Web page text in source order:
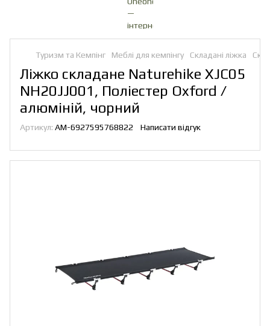
Туризм та Кемпінг Меблі для кемпінгу Складані ліжка
Ліжко складане Naturehike XJC05
NH20JJ001, Поліестер Oxford /
алюміній, чорний
Артикул: AM-6927595768822 Написати відгук